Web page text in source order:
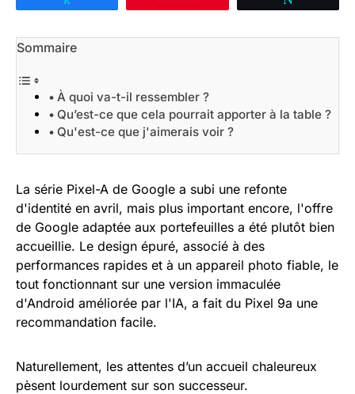
Sommaire
À quoi va-t-il ressembler ?
Qu’est-ce que cela pourrait apporter à la table ?
Qu'est-ce que j'aimerais voir ?
La série Pixel-A de Google a subi une refonte
d'identité en avril, mais plus important encore, l'offre
de Google adaptée aux portefeuilles a été plutôt bien
accueillie. Le design épuré, associé à des
performances rapides et à un appareil photo fiable, le
tout fonctionnant sur une version immaculée
d'Android améliorée par l'IA, a fait du Pixel 9a une
recommandation facile.
Naturellement, les attentes d’un accueil chaleureux
pèsent lourdement sur son successeur.